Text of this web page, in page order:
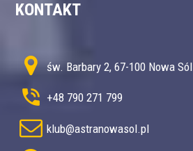
KONTAKT
św. Barbary 2, 67-100 Nowa Sól
+48 790 271 799
klub@astranowasol.pl